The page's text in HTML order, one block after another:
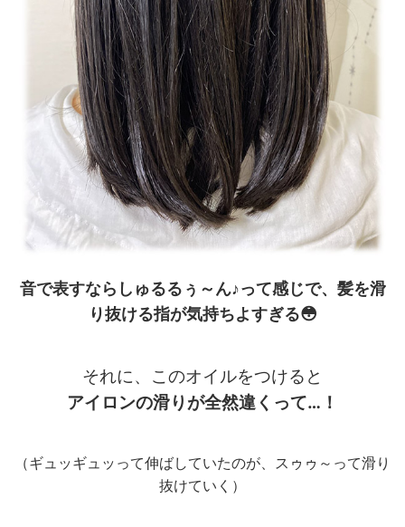
音で表すならしゅるるぅ～ん♪って感じで、髪を滑
り抜ける指が気持ちよすぎる😳
それに、このオイルをつけると
アイロンの滑りが全然違くって…！
（ギュッギュッって伸ばしていたのが、スゥゥ～って滑り
抜けていく）